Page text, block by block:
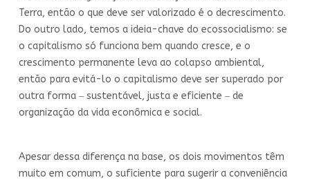
Terra, então o que deve ser valorizado é o decrescimento.
Do outro lado, temos a ideia-chave do ecossocialismo: se
o capitalismo só funciona bem quando cresce, e o
crescimento permanente leva ao colapso ambiental,
então para evitá-lo o capitalismo deve ser superado por
outra forma ‒ sustentável, justa e eficiente ‒ de
organização da vida econômica e social.
Apesar dessa diferença na base, os dois movimentos têm
muito em comum, o suficiente para sugerir a conveniência